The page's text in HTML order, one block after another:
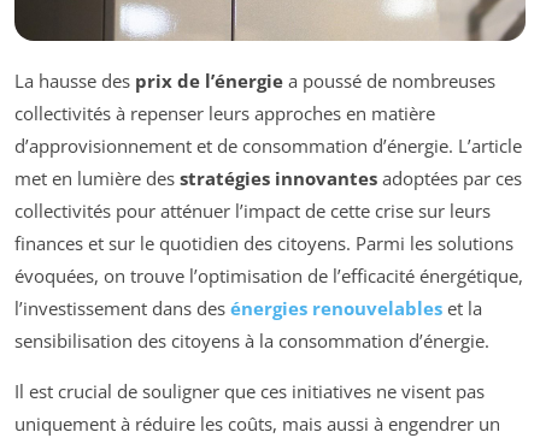
La hausse des prix de l’énergie a poussé de nombreuses
collectivités à repenser leurs approches en matière
d’approvisionnement et de consommation d’énergie. L’article
met en lumière des stratégies innovantes adoptées par ces
collectivités pour atténuer l’impact de cette crise sur leurs
finances et sur le quotidien des citoyens. Parmi les solutions
évoquées, on trouve l’optimisation de l’efficacité énergétique,
l’investissement dans des énergies renouvelables et la
sensibilisation des citoyens à la consommation d’énergie.
Il est crucial de souligner que ces initiatives ne visent pas
uniquement à réduire les coûts, mais aussi à engendrer un